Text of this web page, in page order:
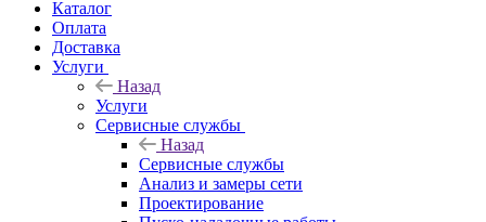
Каталог
Оплата
Доставка
Услуги
Назад
Услуги
Сервисные службы
Назад
Сервисные службы
Анализ и замеры сети
Проектирование